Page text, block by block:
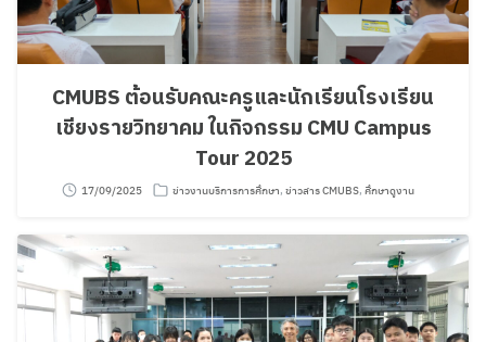
CMUBS ต้อนรับคณะครูและนักเรียนโรงเรียน
เชียงรายวิทยาคม ในกิจกรรม CMU Campus
Tour 2025
17/09/2025 ข่าวงานบริการการศึกษา, ข่าวสาร CMUBS, ศึกษาดูงาน